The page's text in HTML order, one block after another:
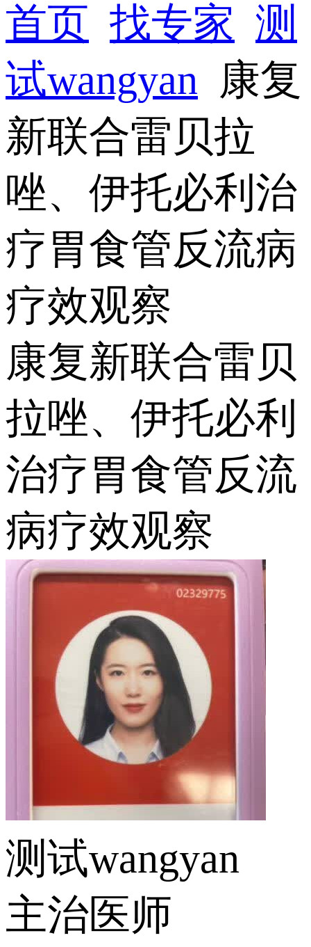
首页 找专家 测
试wangyan 康复
新联合雷贝拉
唑、伊托必利治
疗胃食管反流病
疗效观察
康复新联合雷贝
拉唑、伊托必利
治疗胃食管反流
病疗效观察
测试wangyan
主治医师